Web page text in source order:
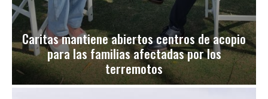
Caritas mantiene abiertos centros de acopio
para las familias afectadas por los
terremotos